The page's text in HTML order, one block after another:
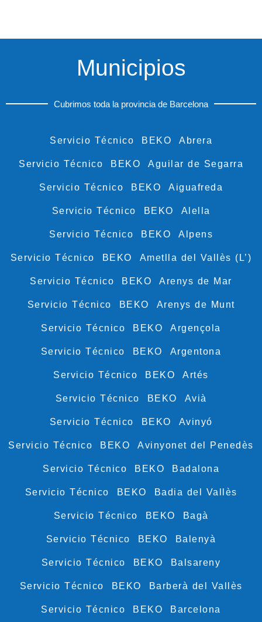
Municipios
Cubrimos toda la provincia de Barcelona
Servicio Técnico BEKO Abrera
Servicio Técnico BEKO Aguilar de Segarra
Servicio Técnico BEKO Aiguafreda
Servicio Técnico BEKO Alella
Servicio Técnico BEKO Alpens
Servicio Técnico BEKO Ametlla del Vallès (L’)
Servicio Técnico BEKO Arenys de Mar
Servicio Técnico BEKO Arenys de Munt
Servicio Técnico BEKO Argençola
Servicio Técnico BEKO Argentona
Servicio Técnico BEKO Artés
Servicio Técnico BEKO Avià
Servicio Técnico BEKO Avinyó
Servicio Técnico BEKO Avinyonet del Penedès
Servicio Técnico BEKO Badalona
Servicio Técnico BEKO Badia del Vallès
Servicio Técnico BEKO Bagà
Servicio Técnico BEKO Balenyà
Servicio Técnico BEKO Balsareny
Servicio Técnico BEKO Barberà del Vallès
Servicio Técnico BEKO Barcelona